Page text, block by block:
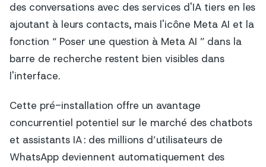
des conversations avec des services d'IA tiers en les
ajoutant à leurs contacts, mais l'icône Meta AI et la
fonction “ Poser une question à Meta AI ” dans la
barre de recherche restent bien visibles dans
l'interface.
Cette pré-installation offre un avantage
concurrentiel potentiel sur le marché des chatbots
et assistants IA : des millions d’utilisateurs de
WhatsApp deviennent automatiquement des